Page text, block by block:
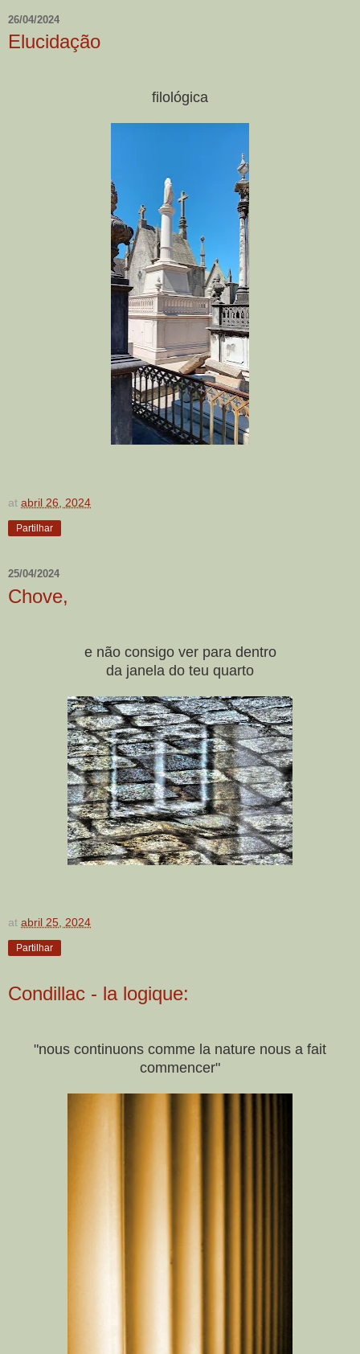
26/04/2024
Elucidação
filológica
at abril 26, 2024
Partilhar
25/04/2024
Chove,
e não consigo ver para dentro
da janela do teu quarto
at abril 25, 2024
Partilhar
Condillac - la logique:
"nous continuons comme la nature nous a fait
commencer"